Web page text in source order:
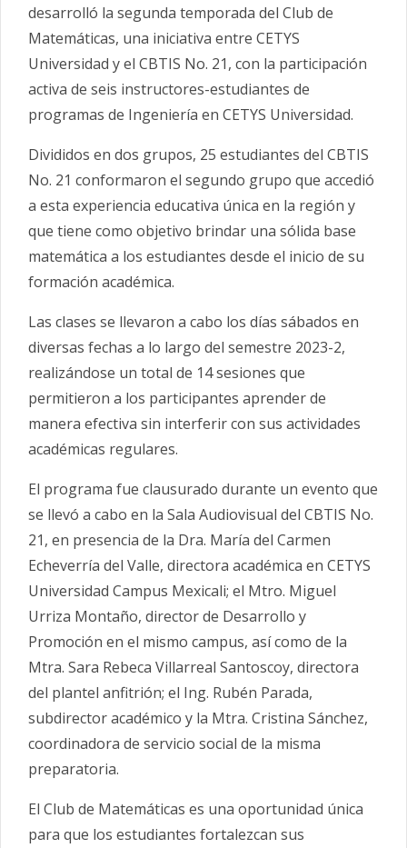
desarrolló la segunda temporada del Club de
Matemáticas, una iniciativa entre CETYS
Universidad y el CBTIS No. 21, con la participación
activa de seis instructores-estudiantes de
programas de Ingeniería en CETYS Universidad.
Divididos en dos grupos, 25 estudiantes del CBTIS
No. 21 conformaron el segundo grupo que accedió
a esta experiencia educativa única en la región y
que tiene como objetivo brindar una sólida base
matemática a los estudiantes desde el inicio de su
formación académica.
Las clases se llevaron a cabo los días sábados en
diversas fechas a lo largo del semestre 2023-2,
realizándose un total de 14 sesiones que
permitieron a los participantes aprender de
manera efectiva sin interferir con sus actividades
académicas regulares.
El programa fue clausurado durante un evento que
se llevó a cabo en la Sala Audiovisual del CBTIS No.
21, en presencia de la Dra. María del Carmen
Echeverría del Valle, directora académica en CETYS
Universidad Campus Mexicali; el Mtro. Miguel
Urriza Montaño, director de Desarrollo y
Promoción en el mismo campus, así como de la
Mtra. Sara Rebeca Villarreal Santoscoy, directora
del plantel anfitrión; el Ing. Rubén Parada,
subdirector académico y la Mtra. Cristina Sánchez,
coordinadora de servicio social de la misma
preparatoria.
El Club de Matemáticas es una oportunidad única
para que los estudiantes fortalezcan sus